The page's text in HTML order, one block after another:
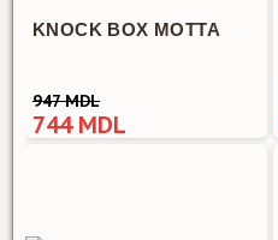
KNOCK BOX MOTTA
947 MDL
744 MDL